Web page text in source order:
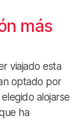
más
viajado esta
optado por
alojarse
ha